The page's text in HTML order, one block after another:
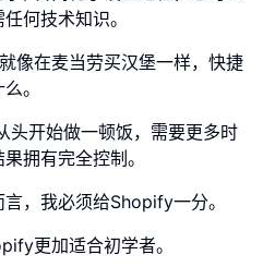
何技术知识。
像在麦当劳买汉堡一样，快捷
。
开始做一顿饭，需要更多时
拥有完全控制。
，我必须给Shopify一分。
更加适合初学者。